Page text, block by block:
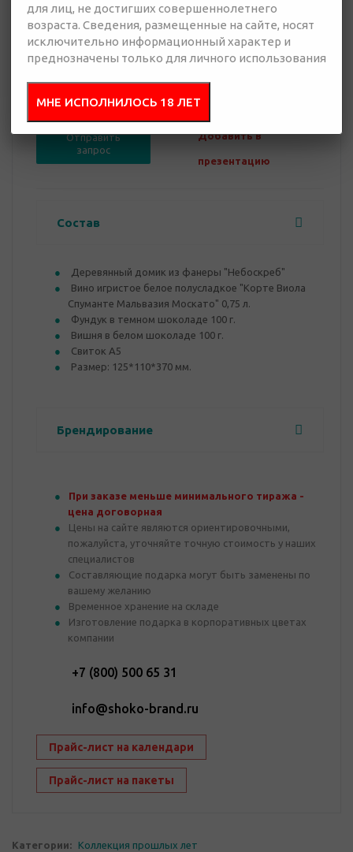
0 руб.
Отправить
запрос
Добавить в
презентацию
Состав
Деревянный домик из фанеры "Небоскреб"
Вино игристое белое полусладкое "Корте Виола
Спуманте Мальвазия Москато" 0,75 л.
Фундук в темном шоколаде 100 г.
Вишня в белом шоколаде 100 г.
Свиток А5
Размер: 125*110*370 мм.
Брендирование
При заказе меньше минимального тиража -
цена договорная
Цены на сайте являются ориентировочными,
пожалуйста, уточняйте точную стоимость у наших
специалистов
Составляющие подарка могут быть заменены по
вашему желанию
Временное хранение на складе
Изготовление подарка в корпоративных цветах
компании
+7 (800) 500 65 31
info@shoko-brand.ru
Прайс-лист на календари
Прайс-лист на пакеты
Категории: Коллекция прошлых лет
для лиц, не достигших совершеннолетнего
возраста. Сведения, размещенные на сайте, носят
исключительно информационный характер и
преднозначены только для личного использования
МНЕ ИСПОЛНИЛОСЬ 18 ЛЕТ